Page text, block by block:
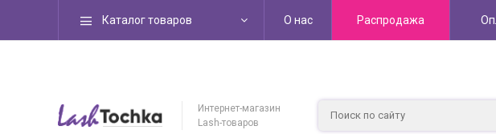
Каталог товаров О нас Распродажа
Интернет-магазин
Lash-товаров